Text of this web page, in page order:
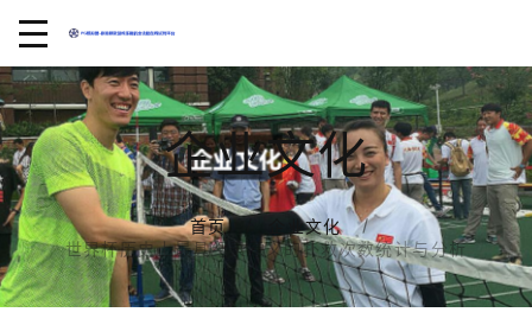
企业文化
首页
企业文化
世界杯历史上最具纪录意义的扑救次数统计与分析